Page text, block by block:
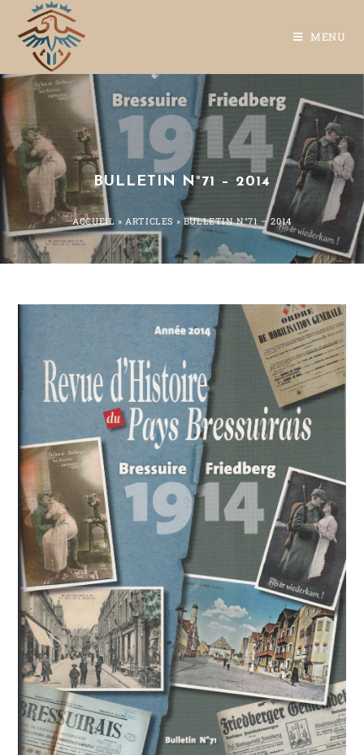
MENU
BULLETIN N°71 – 2014
ACCUEIL »ARTICLES »BULLETIN N°71 – 2014